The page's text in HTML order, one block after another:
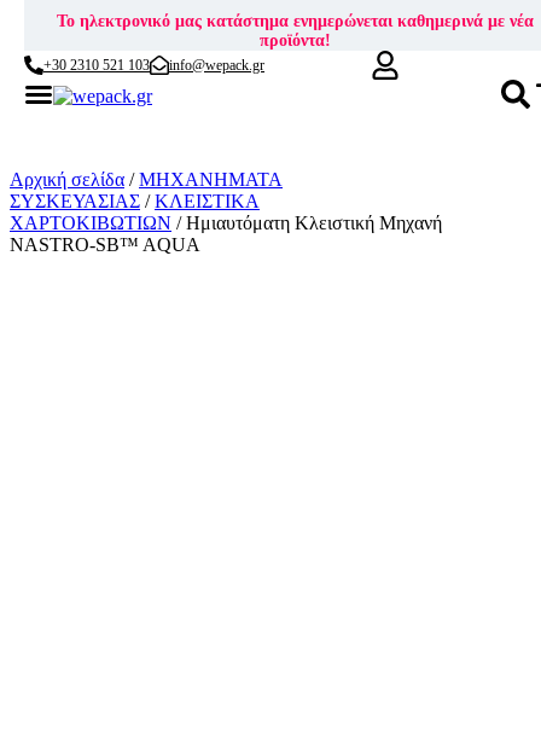
content
Το ηλεκτρονικό μας κατάστημα ενημερώνεται καθημερινά με νέα
προϊόντα!
+30 2310 521 103 info@wepack.gr
Αρχική σελίδα /ΜΗΧΑΝΗΜΑΤΑ
ΣΥΣΚΕΥΑΣΙΑΣ /ΚΛΕΙΣΤΙΚΑ
ΧΑΡΤΟΚΙΒΩΤΙΩΝ / Ημιαυτόματη Κλειστική Μηχανή
NASTRO-SB™ AQUA